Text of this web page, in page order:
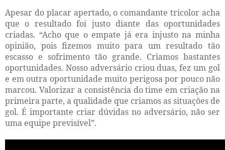
Apesar do placar apertado, o comandante tricolor acha
que o resultado foi justo diante das oportunidades
criadas. “Acho que o empate já era injusto na minha
opinião, pois fizemos muito para um resultado tão
escasso e sofrimento tão grande. Criamos bastantes
oportunidades. Nosso adversário criou duas, fez um gol
e em outra oportunidade muito perigosa por pouco não
marcou. Valorizar a consistência do time em criação na
primeira parte, a qualidade que criamos as situações de
gol. É importante criar dúvidas no adversário, não ser
uma equipe previsível”.